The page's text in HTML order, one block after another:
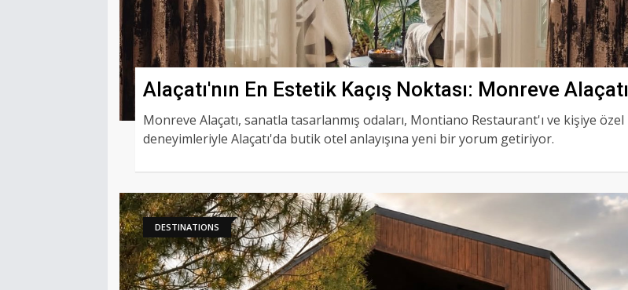
Alaçatı'nın En Estetik Kaçış Noktası: Monreve Alaçatı
Monreve Alaçatı, sanatla tasarlanmış odaları, Montiano Restaurant'ı ve kişiye özel
deneyimleriyle Alaçatı'da butik otel anlayışına yeni bir yorum getiriyor.
DESTINATIONS